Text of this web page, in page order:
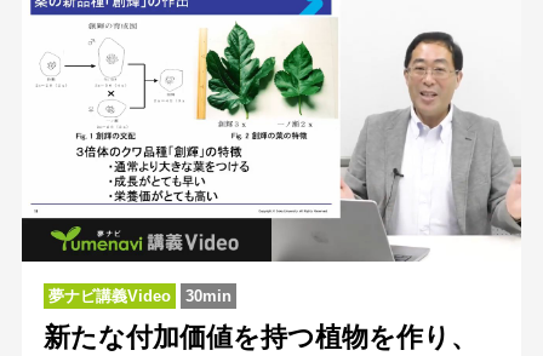
夢ナビ講義Video 30min
新たな付加価値を持つ植物を作り、